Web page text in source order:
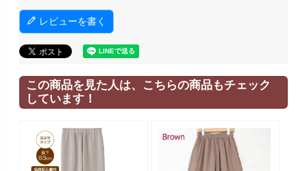
レビューを書く
この商品を見た人は、こちらの商品もチェック
しています！